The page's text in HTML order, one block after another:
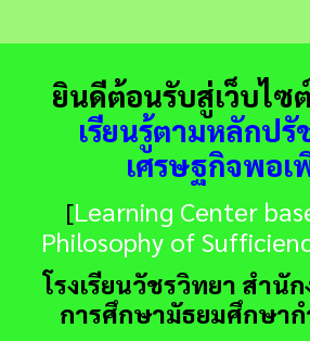
ยินดีต้อนรับสู่เว็บไซ
เรียนรู้ตามหลักป
เศรษฐกิจพอเ
[Learning Center
Philosophy of
โรงเรียนวัชรวิทยา สำนั
การศึกษามัธยมศึกษา